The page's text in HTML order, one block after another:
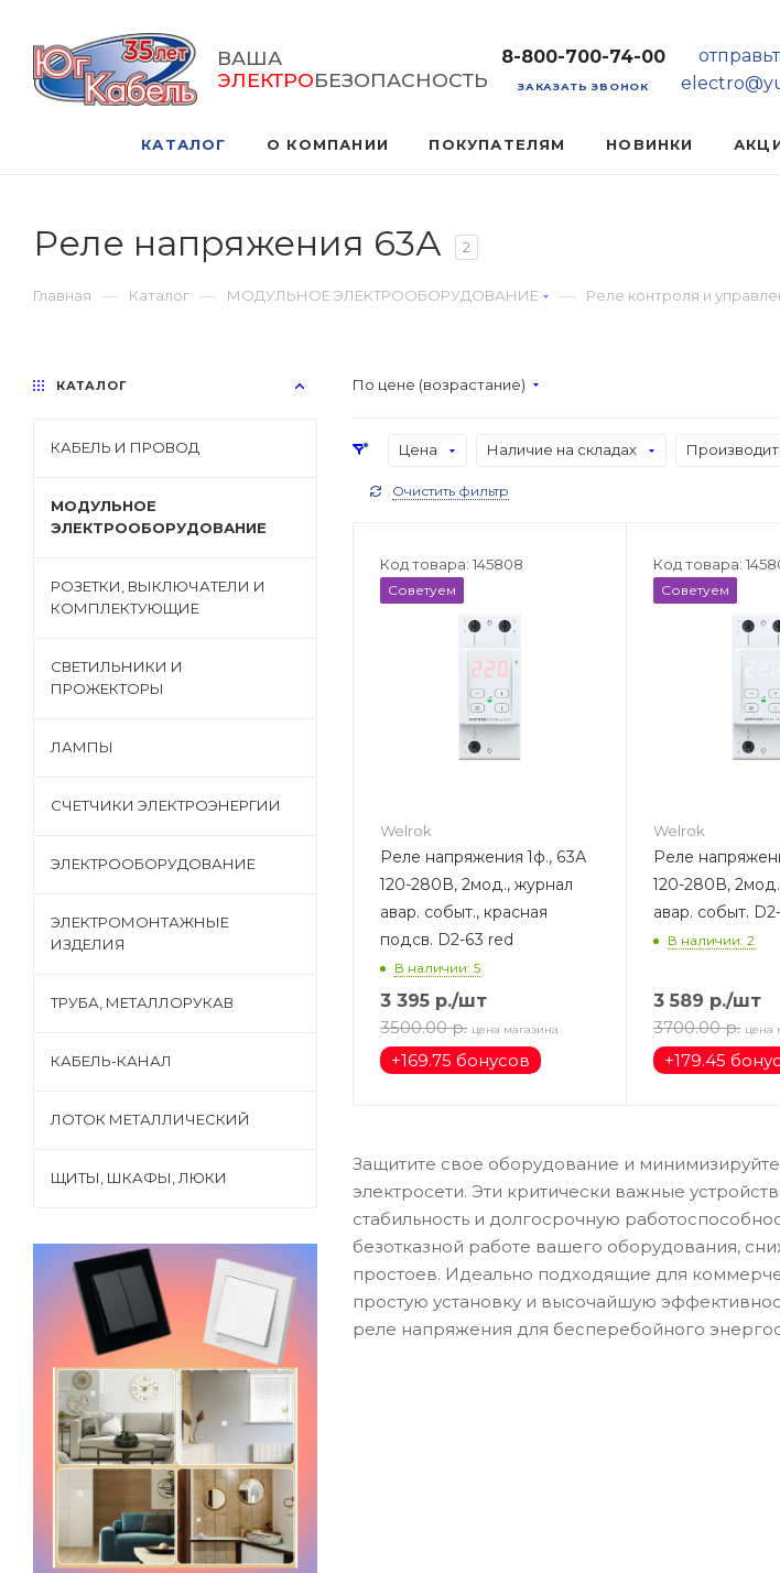
ВАША
ЭЛЕКТРОБЕЗОПАСНОСТЬ
8-800-700-74-00
ЗАКАЗАТЬ ЗВОНОК
КАТАЛОГ О КОМПАНИИ ПОКУПАТЕЛЯМ НОВИНКИ
Реле напряжения 63А 2
Главная — Каталог — МОДУЛЬНОЕ ЭЛЕКТРООБОРУДОВАНИЕ — Реле контроля и
По цене (возрастание)
Цена Наличие на складах
Очистить фильтр
Код товара: 145808
Советуем
Welrok
Реле напряжения 1ф., 63А
120-280В, 2мод., журнал
авар. событ., красная
подсв. D2-63 red
В наличии: 5
3 395 р./шт
3500.00 р. цена магазина
+169.75 бонусов
Код товара:
Советуем
Welrok
Реле
120-280В,
авар. событ.
В наличии: 2
3 589 р./шт
3700.00 р. цена
+179.45
Защитите свое оборудование и
электросети. Эти критически важные
стабильность и долгосрочную
безотказной работе вашего оборудования,
простоев. Идеально подходящие для
простую установку и высочайшую
реле напряжения для бесперебойного
КАТАЛОГ
КАБЕЛЬ И ПРОВОД
МОДУЛЬНОЕ
ЭЛЕКТРООБОРУДОВАНИЕ
РОЗЕТКИ, ВЫКЛЮЧАТЕЛИ И
КОМПЛЕКТУЮЩИЕ
СВЕТИЛЬНИКИ И
ПРОЖЕКТОРЫ
ЛАМПЫ
СЧЕТЧИКИ ЭЛЕКТРОЭНЕРГИИ
ЭЛЕКТРООБОРУДОВАНИЕ
ЭЛЕКТРОМОНТАЖНЫЕ
ИЗДЕЛИЯ
ТРУБА, МЕТАЛЛОРУКАВ
КАБЕЛЬ-КАНАЛ
ЛОТОК МЕТАЛЛИЧЕСКИЙ
ЩИТЫ, ШКАФЫ, ЛЮКИ